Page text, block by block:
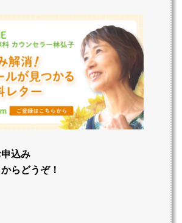
込み
らどうぞ！